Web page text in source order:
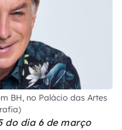
BH, no Palácio das Artes
do dia 6 de março